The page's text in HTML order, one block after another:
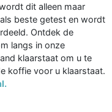
dit alleen maar
beste getest en wordt
Ontdek de
langs in onze
klaarstaat om u te
koffie voor u klaarstaat.